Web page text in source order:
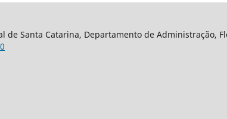
de Santa Catarina, Departamento de Administração,